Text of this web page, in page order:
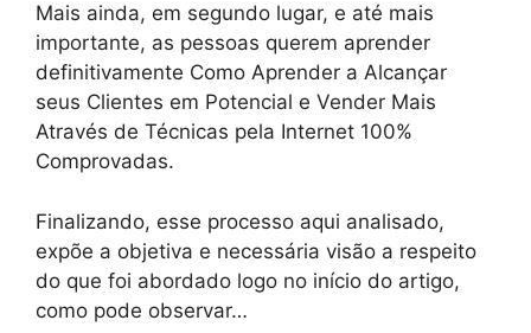
Mais ainda, em segundo lugar, e até mais
importante, as pessoas querem aprender
definitivamente Como Aprender a Alcançar
seus Clientes em Potencial e Vender Mais
Através de Técnicas pela Internet 100%
Comprovadas.
Finalizando, esse processo aqui analisado,
expõe a objetiva e necessária visão a respeito
do que foi abordado logo no início do artigo,
como pode observar…